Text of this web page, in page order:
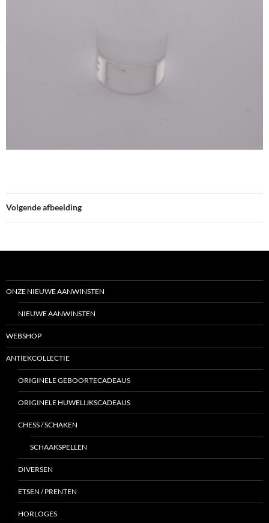
Volgende afbeelding
ONZE NIEUWE AANWINSTEN
NIEUWE AANWINSTEN
WEBSHOP
ANTIEKCOLLECTIE
ORIGINELE GEBOORTECADEAUS
ORIGINELE HUWELIJKSCADEAUS
CHESS / SCHAKEN
SCHAAKSPELLEN
DIVERSEN
ETSEN / PRENTEN
HORLOGES